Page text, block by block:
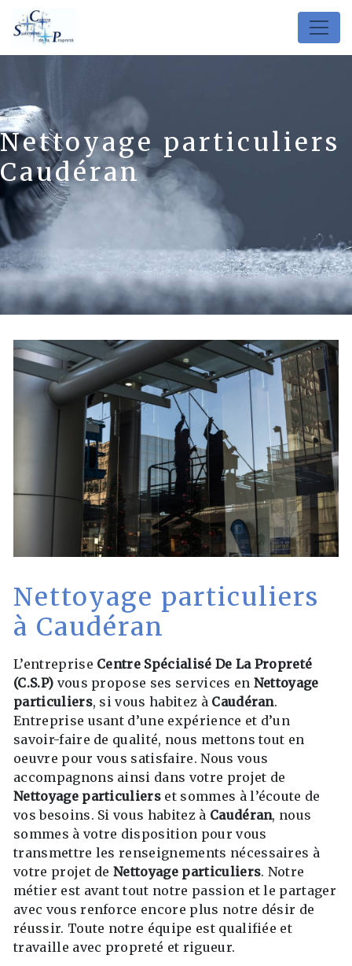
Panneau de gestion des cookies
Nettoyage particuliers
Caudéran
Nettoyage particuliers
à Caudéran
L’entreprise Centre Spécialisé De La Propreté
(C.S.P) vous propose ses services en Nettoyage
particuliers, si vous habitez à Caudéran.
Entreprise usant d’une expérience et d’un
savoir-faire de qualité, nous mettons tout en
oeuvre pour vous satisfaire. Nous vous
accompagnons ainsi dans votre projet de
Nettoyage particuliers et sommes à l’écoute de
vos besoins. Si vous habitez à Caudéran, nous
sommes à votre disposition pour vous
transmettre les renseignements nécessaires à
votre projet deNettoyage particuliers. Notre
métier est avant tout notre passion et le partager
avec vous renforce encore plus notre désir de
réussir. Toute notre équipe est qualifiée et
travaille avec propreté et rigueur.